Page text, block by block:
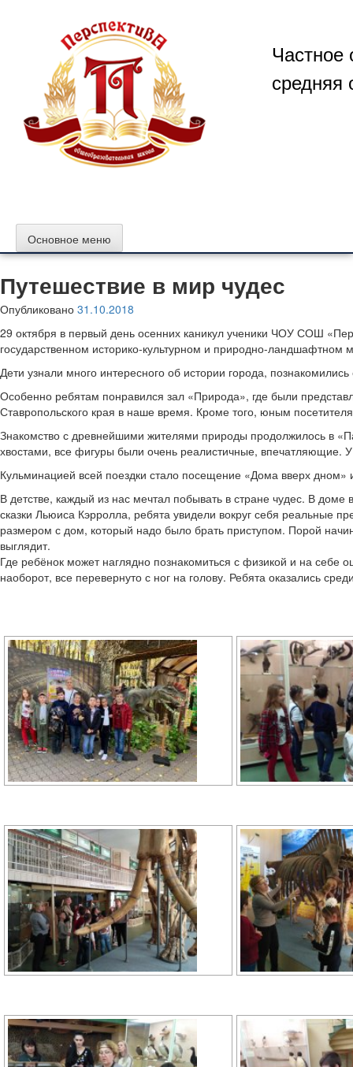
содержимому
Частное
средняя
Основное меню
Путешествие в мир чудес
Опубликовано 31.10.2018
29 октября в первый день осенних каникул ученики ЧОУ СОШ
государственном историко-культурном и природно-
Дети узнали много интересного об истории города,
Особенно ребятам понравился зал «Природа», где были
Ставропольского края в наше время. Кроме того, юным
Знакомство с древнейшими жителями природы продолжилось в
хвостами, все фигуры были очень реалистичные, впечатляющие.
Кульминацией всей поездки стало посещение «Дома вверх дном»
В детстве, каждый из нас мечтал побывать в стране чудес. В
сказки Льюиса Кэрролла, ребята увидели вокруг себя реальные
размером с дом, который надо было брать приступом. Порой
выглядит.
Где ребёнок может наглядно познакомиться с физикой и на себе
наоборот, все перевернуто с ног на голову. Ребята оказались